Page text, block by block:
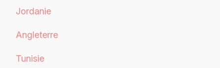
Jordanie
Angleterre
Tunisie